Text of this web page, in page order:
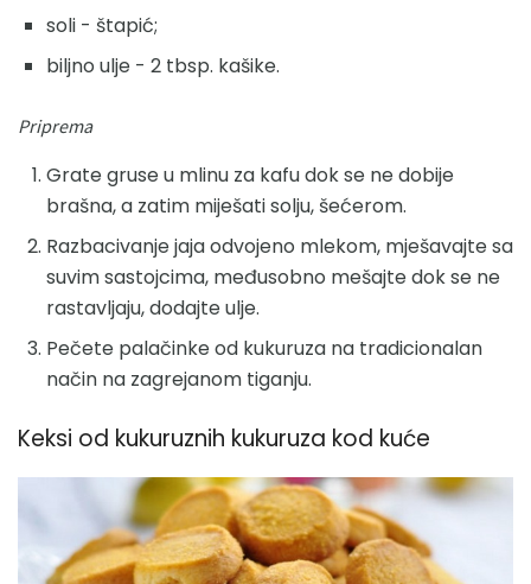
soli - štapić;
biljno ulje - 2 tbsp. kašike.
Priprema
Grate gruse u mlinu za kafu dok se ne dobije
brašna, a zatim miješati solju, šećerom.
Razbacivanje jaja odvojeno mlekom, mješavajte sa
suvim sastojcima, međusobno mešajte dok se ne
rastavljaju, dodajte ulje.
Pečete palačinke od kukuruza na tradicionalan
način na zagrejanom tiganju.
Keksi od kukuruznih kukuruza kod kuće